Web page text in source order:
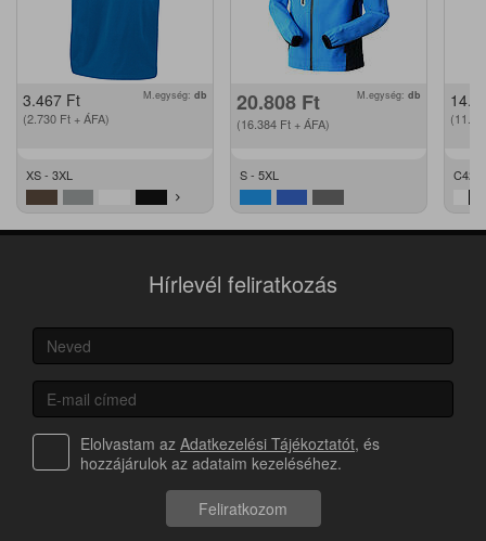
3.467 Ft
(2.730 Ft + ÁFA)
M.egység: db
XS - 3XL
20.808 Ft
(16.384 Ft + ÁFA)
M.egység: db
S - 5XL C42 -
Hírlevél feliratkozás
Elolvastam az Adatkezelési Tájékoztatót, és
hozzájárulok az adataim kezeléséhez.
Feliratkozom